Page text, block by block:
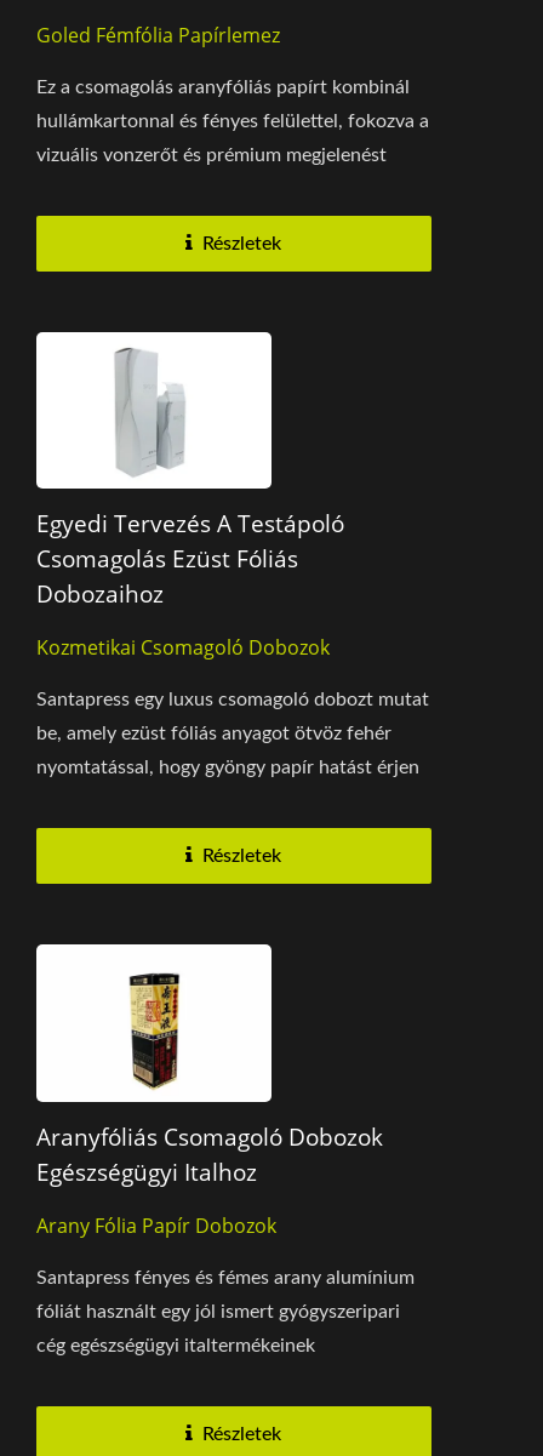
Goled Fémfólia Papírlemez
Ez a csomagolás aranyfóliás papírt kombinál
hullámkartonnal és fényes felülettel, fokozva a
vizuális vonzerőt és prémium megjelenést
Részletek
Egyedi Tervezés A Testápoló
Csomagolás Ezüst Fóliás
Dobozaihoz
Kozmetikai Csomagoló Dobozok
Santapress egy luxus csomagoló dobozt mutat
be, amely ezüst fóliás anyagot ötvöz fehér
nyomtatással, hogy gyöngy papír hatást érjen
Részletek
Aranyfóliás Csomagoló Dobozok
Egészségügyi Italhoz
Arany Fólia Papír Dobozok
Santapress fényes és fémes arany alumínium
fóliát használt egy jól ismert gyógyszeripari
cég egészségügyi italtermékeinek
Részletek